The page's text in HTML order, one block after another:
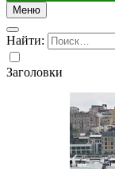
Меню
Найти:
Заголовки